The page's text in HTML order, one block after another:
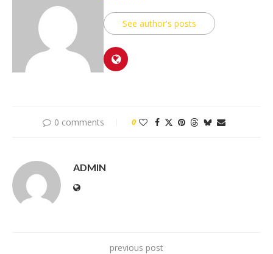
See author's posts
0 comments 0
ADMIN
previous post